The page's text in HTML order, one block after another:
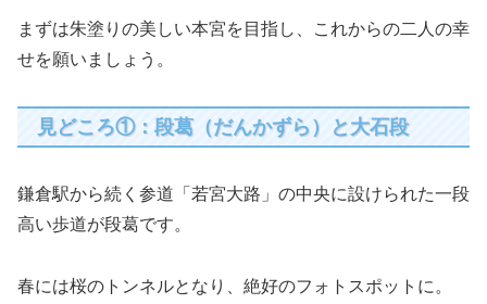
まずは朱塗りの美しい本宮を目指し、これからの二人の幸
せを願いましょう。
見どころ①：段葛（だんかずら）と大石段
鎌倉駅から続く参道「若宮大路」の中央に設けられた一段
高い歩道が段葛です。
春には桜のトンネルとなり、絶好のフォトスポットに。